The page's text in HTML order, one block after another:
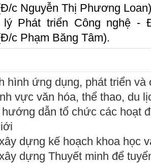
c Nguyễn Thị Phương
lý Phát triển Công nghệ -
c Phạm Băng Tâm).
hình ứng dụng, phát triển và
vực văn hóa, thể thao, du
hướng dẫn tổ chức các hoạt
dựng kế hoạch khoa học
dựng Thuyết minh để